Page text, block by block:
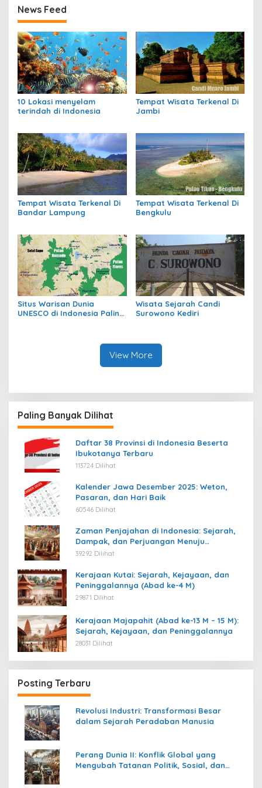
News Feed
10 Lokasi menyelam
terindah di Indonesia
Tempat Wisata Terkenal Di
Jambi
Tempat Wisata Terkenal Di
Bandar Lampung
Tempat Wisata Terkenal Di
Bengkulu
Situs Warisan Dunia
UNESCO di Indonesia Paling
Wisata Sejarah Candi
Surowono Kediri
View More
Paling Banyak Dilihat
Daftar 38 Provinsi di Indonesia Beserta
Ibukotanya Terbaru
113724 Dilihat
Kalender Jawa Desember 2025: Weton,
Pasaran, dan Hari Baik
60546 Dilihat
Zaman Penjajahan di Indonesia: Sejarah,
Dampak, dan Perjuangan Menuju
Kemerdekaan
39292 Dilihat
Kerajaan Kutai: Sejarah, Kejayaan, dan
Peninggalannya (Abad ke-4 M)
29871 Dilihat
Kerajaan Majapahit (Abad ke-13 M – 15 M):
Sejarah, Kejayaan, dan Peninggalannya
28031 Dilihat
Posting Terbaru
Revolusi Industri: Transformasi Besar
dalam Sejarah Peradaban Manusia
Perang Dunia II: Konflik Global yang
Mengubah Tatanan Politik, Sosial, dan